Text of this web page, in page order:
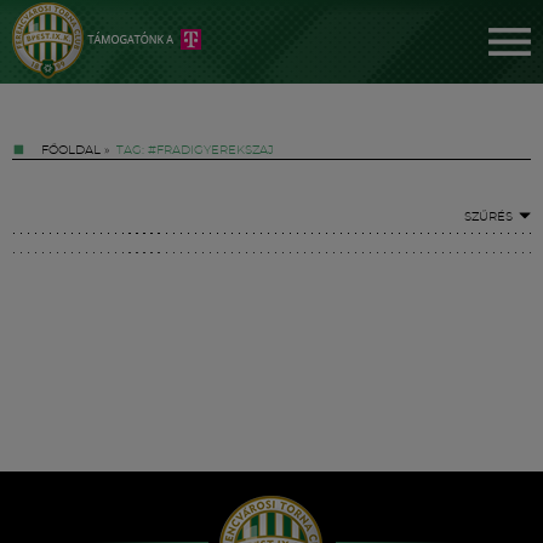
FŐOLDAL » TAG: #FRADIGYEREKSZAJ
SZŰRÉS
Hírek